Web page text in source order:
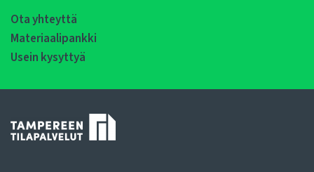
Ota yhteyttä
Materiaalipankki
Usein kysyttyä